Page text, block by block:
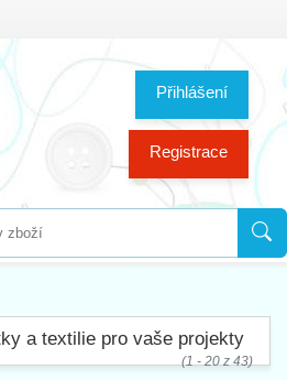
Přihlášení
Registrace
a textilie pro vaše projekty
(1 - 20 z 43)